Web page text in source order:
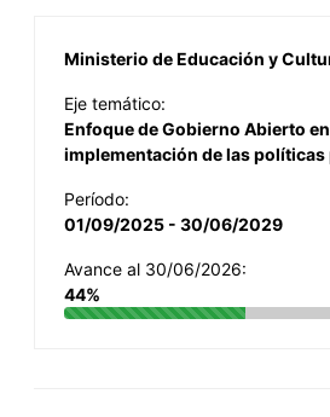
Ministerio de Educación y
Eje temático:
Enfoque de Gobierno Abierto
implementación de las
Período:
01/09/2025 - 30/06/2029
Avance al 30/06/2026:
44%